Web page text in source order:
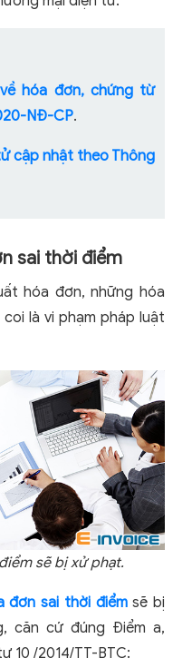
hóa đơn, chứng từ
NĐ-CP.
cập nhật theo Thông
sai thời điểm
hóa đơn, những hóa
là vi phạm pháp luật
sẽ bị xử phạt.
đơn sai thời điểmsẽ bị
căn cứ đúng Điểm a,
10 /2014/TT-BTC: